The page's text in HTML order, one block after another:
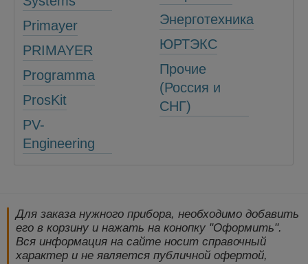
Primayer
PRIMAYER
Programma
ProsKit
PV-
Engineering
Энерготехника
ЮРТЭКС
Прочие
(Россия и
СНГ)
Для заказа нужного прибора, необходимо добавить
его в корзину и нажать на конопку "Оформить".
Вся информация на сайте носит справочный
характер и не является публичной офертой,